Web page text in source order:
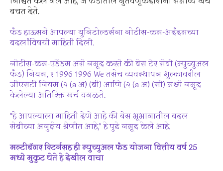
बचत देते.
फंड हाऊसने आपल्या युनिटोल्डर्सना नोटीस-कम-अदंदमच्या
बदलांविषयी माहिती दिली.
नोटीस-कम-एडेंडम असे नमूद करते की बेस टेर सेबी (म्युच्युअल
फंड) नियम, १ 1996 1996 We तसेच व्यवस्थापन शुल्कावरील
जीएसटी नियम (२ (a अ) (बी) आणि (२ (a अ) (सी) मध्ये नमूद
केलेल्या अतिरिक्त खर्च वगळते.
“हे आपल्याला माहिती देणे आहे की बेस भूभागातील बदल
सेबीच्या अनुज्ञेय श्रेणीत आहे,” हे पुढे नमूद केले आहे.
मल्टीबॅगर रिटर्नसह ही म्युच्युअल फंड योजना वित्तीय वर्ष 25
मध्ये मुकुट घेते हे देखील वाचा